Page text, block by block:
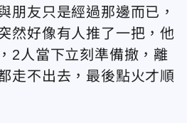
朋友只是經過那邊而已，
然好像有人推了一把，他
2人當下立刻準備撤，離
走不出去，最後點火才順